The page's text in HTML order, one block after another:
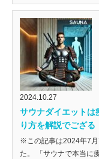
2024.10.27
サウナダイエットは
り方を解説でござる
※この記事は2024年7
た。 「サウナで本当に